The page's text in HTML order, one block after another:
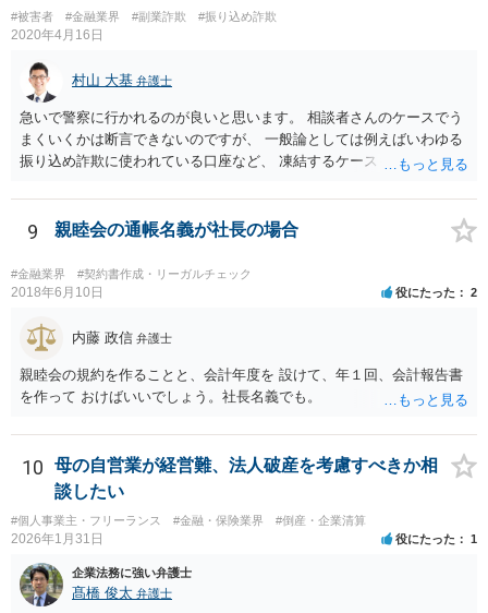
示板で回答するには限界がありますので、この分野に詳しそうな弁護
士の方に直接相談なさってみて下さい。 （資金決済法） 第二条の二
の委託、受取人からの金銭債権の譲受けその他これらに類する方法に
より、当該金銭債権に係る債務者又は当該債務者からの委託（二以上
の段階にわたる委託を含む。）その他これに類する方法により支払を
行う者から弁済として資金を受け入れ、又は他の者に受け入れさせ、
当該受取人に当該資金を移動させる行為（当該資金を当該受取人に交
く。）であることその他の内閣府令で定める要件を満たすものは、為
#被害者 #金融業界 #副業詐欺 #振り込め詐欺
2020年4月16日
村山 大基 弁護士
急いで警察に行かれるのが良いと思います。 相談者さんのケースでう
まくいくかは断言できないのですが、 一般論としては例えばいわゆる
振り込め詐欺に使われている口座など、 凍結するケースもありますの
9 親睦会の通帳名義が社長の場合
#金融業界 #契約書作成・リーガルチェック
2018年6月10日 役にたった 2
内藤 政信 弁護士
親睦会の規約を作ることと、会計年度を 設けて、年１回、会計報告書
を作って おけばいいでしょう。社長名義でも。
10
母の自営業が経営難、法人破産を考慮すべきか相
談したい
#個人事業主・フリーランス #金融・保険業界 #倒産・企業清算
2026年1月31日 役にたった 1
企業法務に強い弁護士
髙橋 俊太 弁護士